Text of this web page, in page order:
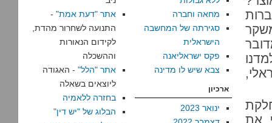
משקר
למדנו
את
מחאה וחברה
סגירתה של המחשבה
הישראלית
פקס ישראליאנה
צבא שיש לו מדינה
ארכיון
ינואר 2023
אתר "דעת אמת" -
התנועה לשחרור מהדת,
לקידום הנאורות
וההשכלה
אתר "הלל" - האגודה
ליוצאים בשאלה
בחזרה ללאמיה
הבלוג של "יש דין"